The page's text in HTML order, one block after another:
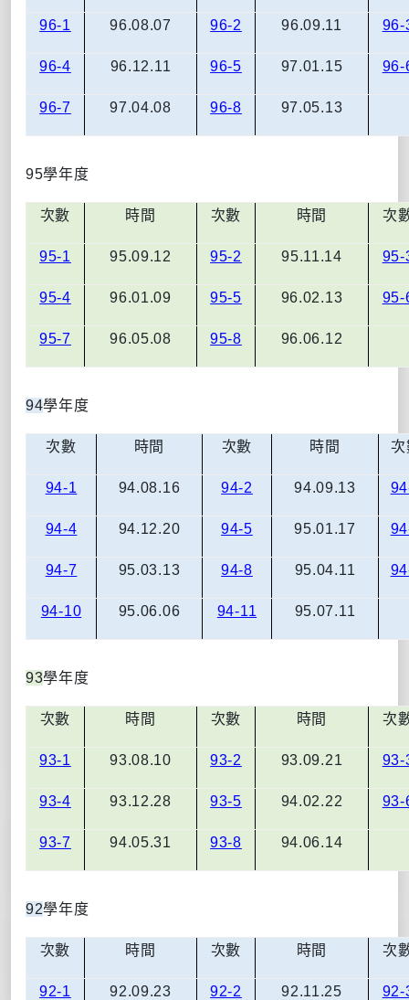
96-1 96.08.07 96-2 96.09.11 96-
96-4 96.12.11 96-5 97.01.15 96-
96-7 97.04.08 96-8 97.05.13
95學年度
次數 時間 次數 時間 次
95-1 95.09.12 95-2 95.11.14 95-
95-4 96.01.09 95-5 96.02.13 95-
95-7 96.05.08 95-8 96.06.12
94學年度
次數 時間 次數 時間 次
94-1 94.08.16 94-2 94.09.13
94-4 94.12.20 94-5 95.01.17
94-7 95.03.13 94-8 95.04.11
94-10 95.06.06 94-11 95.07.11
93學年度
次數 時間 次數 時間 次
93-1 93.08.10 93-2 93.09.21 93-
93-4 93.12.28 93-5 94.02.22 93-
93-7 94.05.31 93-8 94.06.14
92學年度
次數 時間 次數 時間 次
92-1 92.09.23 92-2 92.11.25 92-